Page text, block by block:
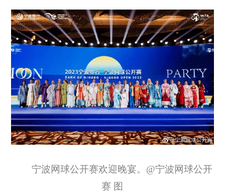
宁波网球公开赛欢迎晚宴。@宁波网球公开
赛 图